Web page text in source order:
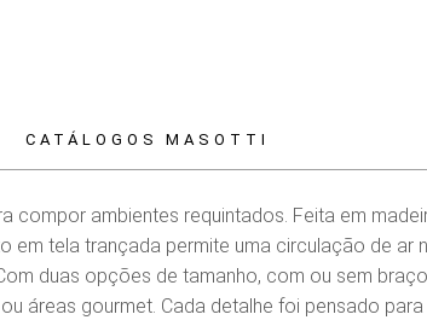
CATÁLOGOS MASOTTI
compor ambientes requintados. Feita em
tela trançada permite uma circulação de ar
duas opções de tamanho, com ou sem
áreas gourmet. Cada detalhe foi pensado